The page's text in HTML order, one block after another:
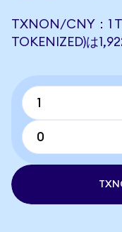
TXNON/CNY：1
TOKENIZED)は